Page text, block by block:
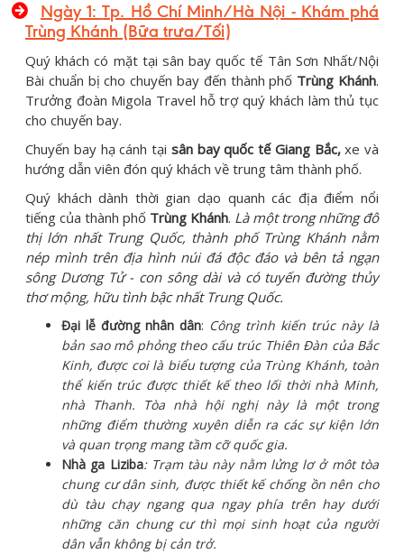
Ngày 1:Tp. Hồ Chí Minh/Hà Nội - Khám phá
Trùng Khánh (Bữa trưa/Tối)
Quý khách có mặt tại sân bay quốc tế Tân Sơn Nhất/Nội
Bài chuẩn bị cho chuyến bay đến thành phố Trùng Khánh.
Trưởng đoàn Migola Travel hỗ trợ quý khách làm thủ tục
cho chuyến bay.
Chuyến bay hạ cánh tại sân bay quốc tế Giang Bắc,xe và
hướng dẫn viên đón quý khách về trung tâm thành phố.
Quý khách dành thời gian dạo quanh các địa điểm nổi
tiếng của thành phố Trùng Khánh. Là một trong những đô
thị lớn nhất Trung Quốc, thành phố Trùng Khánh nằm
nép mình trên địa hình núi đá độc đáo và bên tả ngạn
sông Dương Tử - con sông dài và có tuyến đường thủy
thơ mộng, hữu tình bậc nhất Trung Quốc.
Đại lễ đường nhân dân: Công trình kiến trúc này là
bản sao mô phỏng theo cấu trúc Thiên Đàn của Bắc
Kinh, được coi là biểu tượng của Trùng Khánh, toàn
thể kiến trúc được thiết kế theo lối thời nhà Minh,
nhà Thanh. Tòa nhà hội nghị này là một trong
những điểm thường xuyên diễn ra các sự kiện lớn
và quan trọng mang tầm cỡ quốc gia.
Nhà ga Liziba: Trạm tàu này nằm lửng lơ ở môt tòa
chung cư dân sinh, được thiết kế chống ồn nên cho
dù tàu chạy ngang qua ngay phía trên hay dưới
những căn chung cư thì mọi sinh hoạt của người
dân vẫn không bị cản trở.